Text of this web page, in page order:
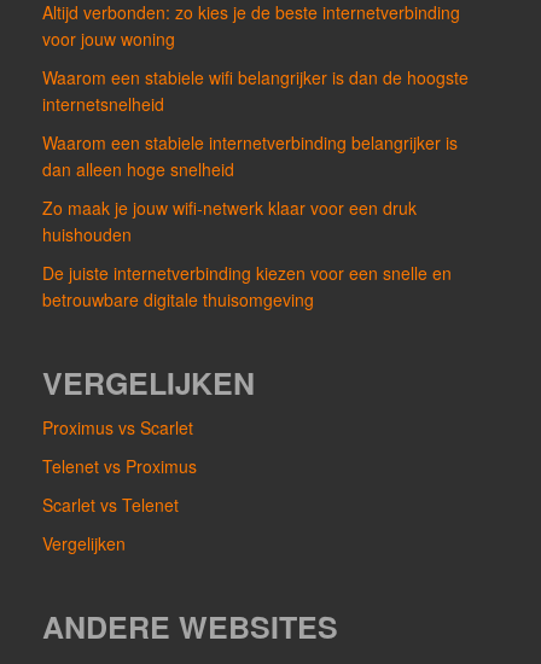
Altijd verbonden: zo kies je de beste internetverbinding
voor jouw woning
Waarom een stabiele wifi belangrijker is dan de hoogste
internetsnelheid
Waarom een stabiele internetverbinding belangrijker is
dan alleen hoge snelheid
Zo maak je jouw wifi-netwerk klaar voor een druk
huishouden
De juiste internetverbinding kiezen voor een snelle en
betrouwbare digitale thuisomgeving
VERGELIJKEN
Proximus vs Scarlet
Telenet vs Proximus
Scarlet vs Telenet
Vergelijken
ANDERE WEBSITES